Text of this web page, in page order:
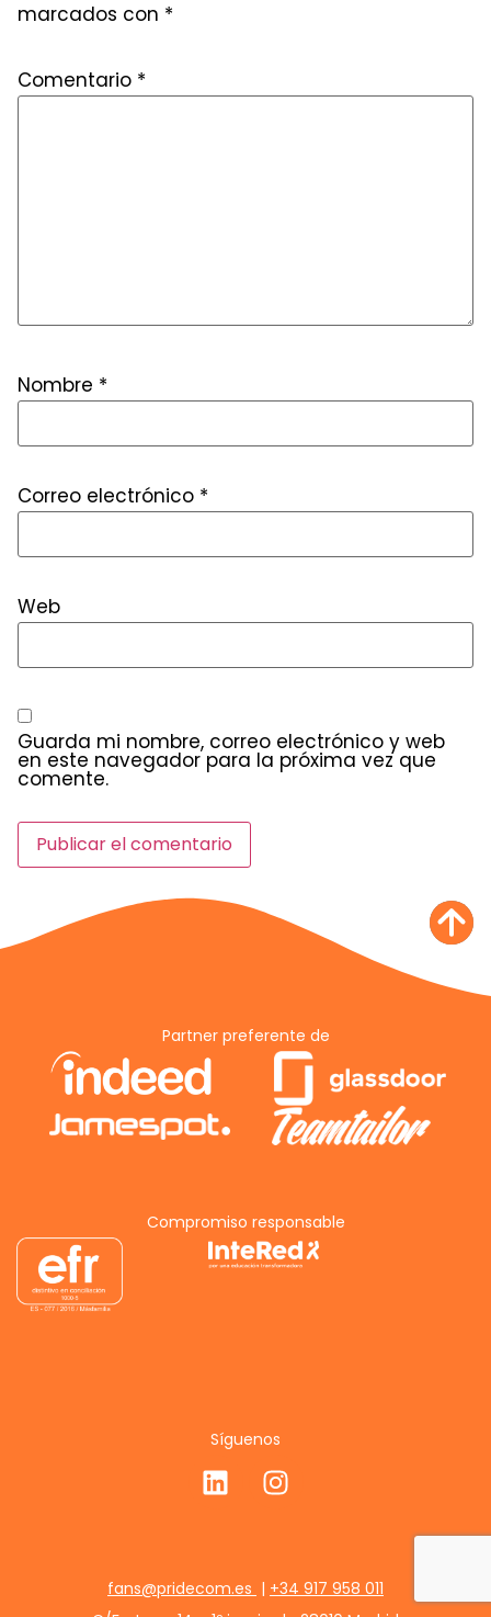
marcados con *
Comentario *
Nombre *
Correo electrónico *
Web
Guarda mi nombre, correo electrónico y web
en este navegador para la próxima vez que
comente.
Partner preferente de
Compromiso responsable
Síguenos
fans@pridecom.es | +34 917 958 011